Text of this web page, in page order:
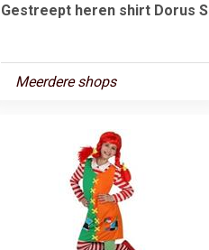
Gestreept heren shirt Dorus S
Meerdere shops